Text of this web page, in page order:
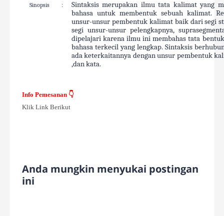
Sinopsis :
Sintaksis merupakan ilmu tata kalimat yang
bahasa untuk membentuk sebuah kalimat.
unsur-unsur pembentuk kalimat baik dari segi
segi unsur-unsur pelengkapnya,
dipelajari karena ilmu ini membahas tata
bahasa terkecil yang lengkap. Sintaksis
ada keterkaitannya dengan unsur pembentuk
,dan kata.
Info Pemesanan 👇
Klik Link Berikut
Anda mungkin menyukai postingan
ini